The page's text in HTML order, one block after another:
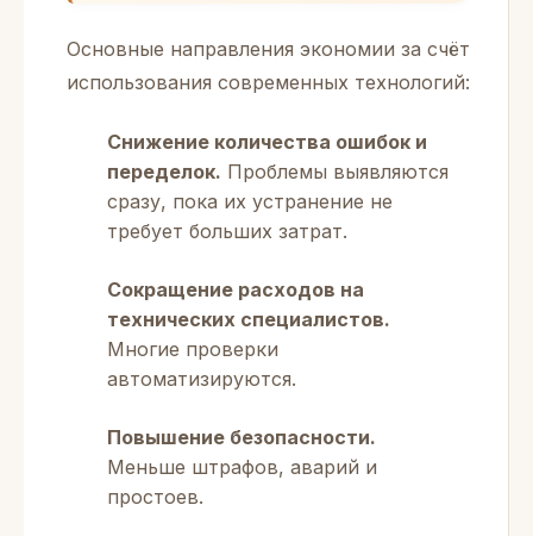
Основные направления экономии за счёт
использования современных технологий:
Снижение количества ошибок и
переделок. Проблемы выявляются
сразу, пока их устранение не
требует больших затрат.
Сокращение расходов на
технических специалистов.
Многие проверки
автоматизируются.
Повышение безопасности.
Меньше штрафов, аварий и
простоев.